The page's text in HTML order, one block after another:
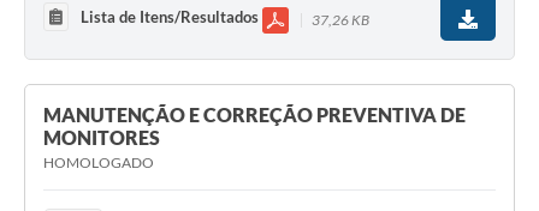
Prevenção ao COVID-19 (coronavírus)
Atas - Patrimônio Histórico
Acervo de livros Biblioteca Dr. Octávio Augusto Borges
A Nossa Cidade
Lista de Itens/Resultados 37,26 KB
MANUTENÇÃO E CORREÇÃO PREVENTIVA DE
MONITORES
HOMOLOGADO